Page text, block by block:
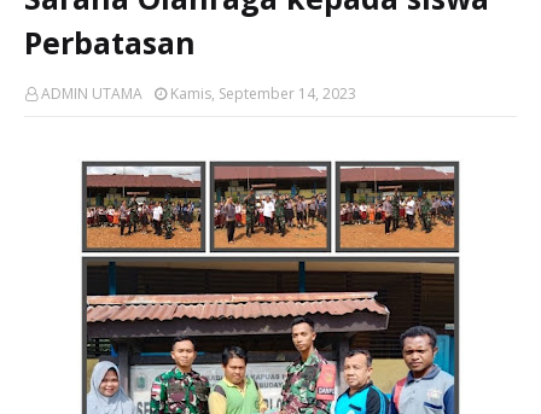
Perbatasan
ADMIN UTAMA Kamis, September 14, 2023